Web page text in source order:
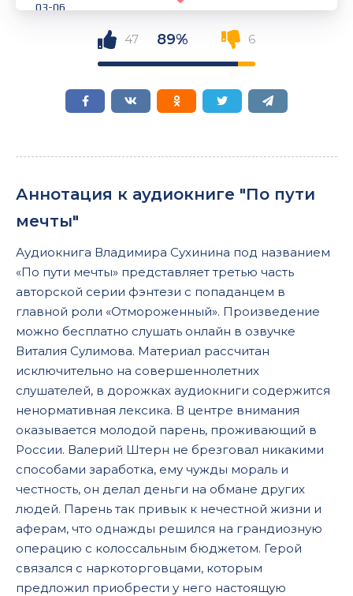
03-06
03-13
03-14
03-15
47 89% 6
Аннотация к аудиокниге "По пути
мечты"
Аудиокнига Владимира Сухинина под названием
«По пути мечты» представляет третью часть
авторской серии фэнтези с попаданцем в
главной роли «Отмороженный». Произведение
можно бесплатно слушать онлайн в озвучке
Виталия Сулимова. Материал рассчитан
исключительно на совершеннолетних
слушателей, в дорожках аудиокниги содержится
ненормативная лексика. В центре внимания
оказывается молодой парень, проживающий в
России. Валерий Штерн не брезговал никакими
способами заработка, ему чужды мораль и
честность, он делал деньги на обмане других
людей. Парень так привык к нечестной жизни и
аферам, что однажды решился на грандиозную
операцию с колоссальным бюджетом. Герой
связался с наркоторговцами, которым
предложил приобрести у него настоящую